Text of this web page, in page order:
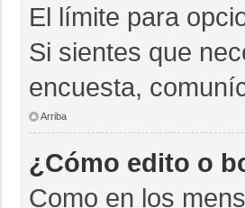
El límite para
Si sientes que
encuesta,
Arriba
¿Cómo edito o
Como en los